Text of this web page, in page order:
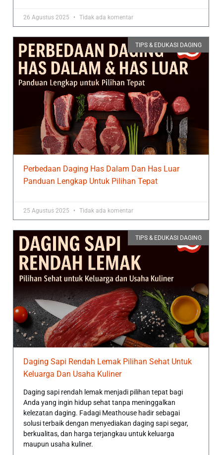
26 Agustus 2025 Tidak ada komentar
TIPS & EDUKASI DAGING
Perbedaan Daging Has Dalam Dan Has Luar
Panduan Lengkap Untuk Pilihan Tepat
25 Agustus 2025 Tidak ada komentar
TIPS & EDUKASI DAGING
Daging Sapi Rendah Lemak Pilihan Sehat Untuk
Keluarga Dan Usaha Kuliner
Daging sapi rendah lemak menjadi pilihan tepat bagi
Anda yang ingin hidup sehat tanpa meninggalkan
kelezatan daging. Fadagi Meathouse hadir sebagai
solusi terbaik dengan menyediakan daging sapi segar,
berkualitas, dan harga terjangkau untuk keluarga
maupun usaha kuliner.